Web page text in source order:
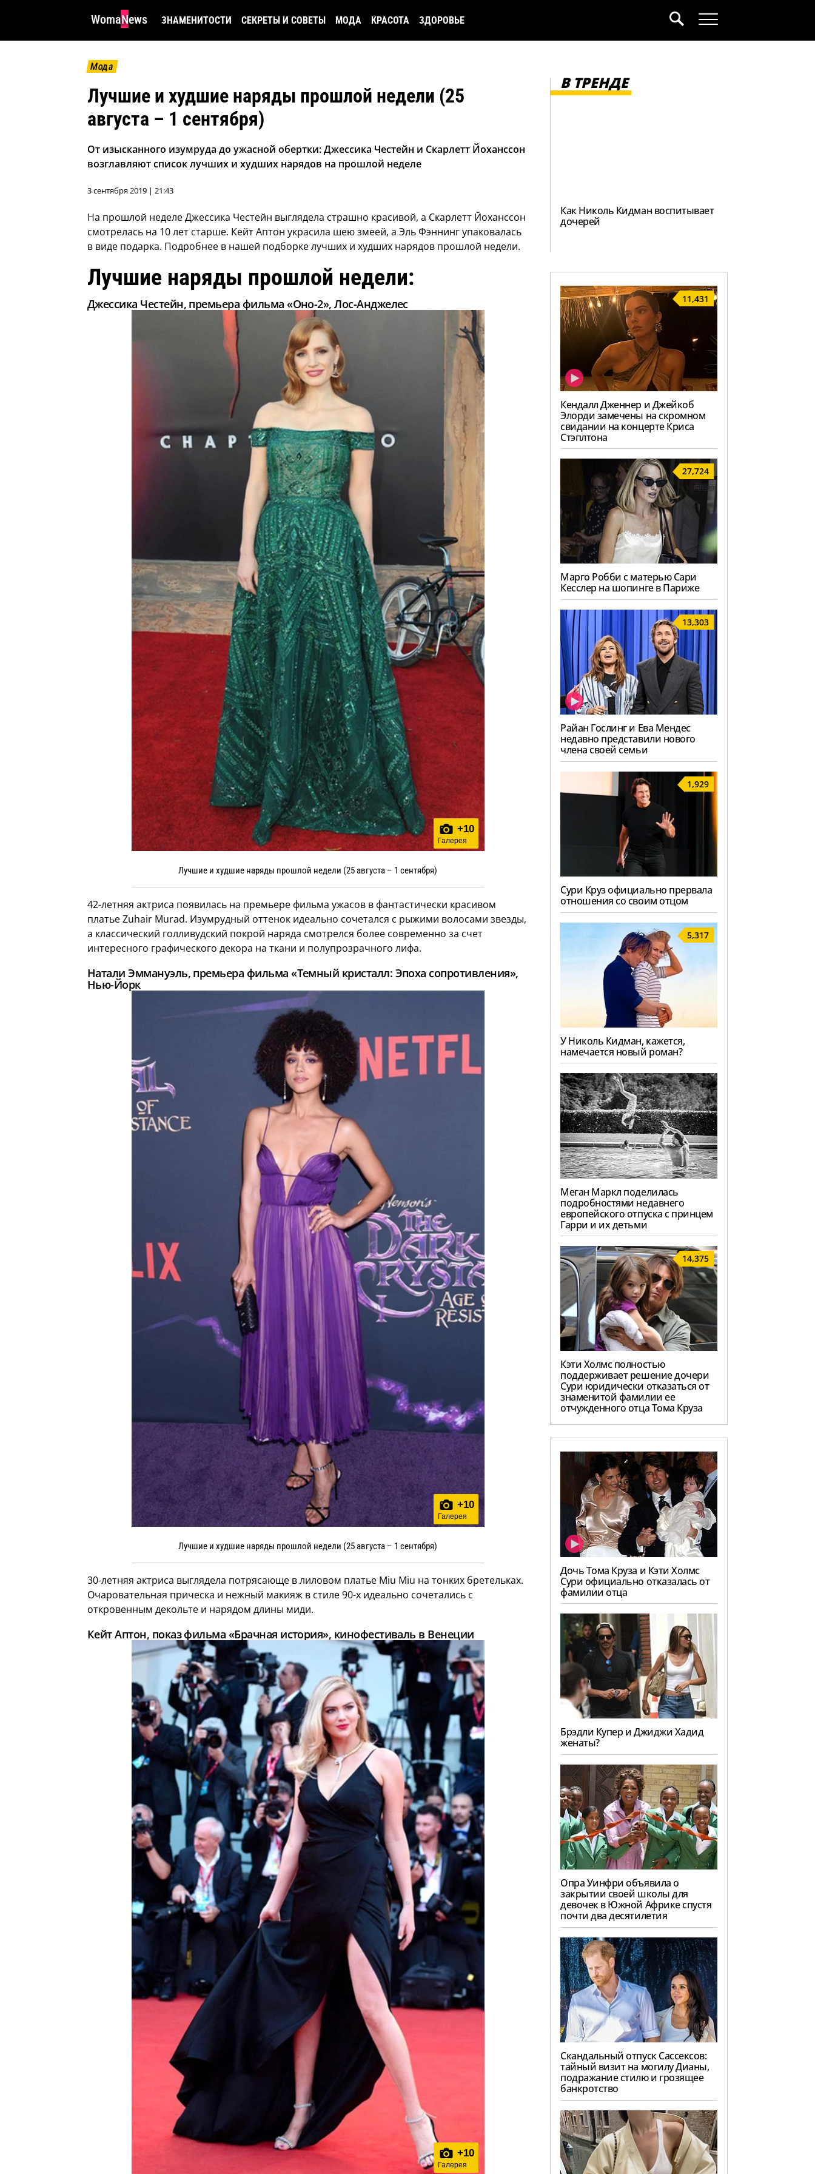
WomaNews ЗНАМЕНИТОСТИ СЕКРЕТЫ И СОВЕТЫ МОДА КРАСОТА ЗДОРОВЬЕ
Мода
Лучшие и худшие наряды прошлой недели (25
августа – 1 сентября)
От изысканного изумруда до ужасной обертки: Джессика Честейн и Скарлетт Йоханссон
возглавляют список лучших и худших нарядов на прошлой неделе
3 сентября 2019 | 21:43
На прошлой неделе Джессика Честейн выглядела страшно красивой, а Скарлетт Йоханссон
смотрелась на 10 лет старше. Кейт Аптон украсила шею змеей, а Эль Фэннинг упаковалась
в виде подарка. Подробнее в нашей подборке лучших и худших нарядов прошлой недели.
Лучшие наряды прошлой недели:
Джессика Честейн, премьера фильма «Оно-2», Лос-Анджелес
+10
Галерея
Лучшие и худшие наряды прошлой недели (25 августа – 1 сентября)
42-летняя актриса появилась на премьере фильма ужасов в фантастически красивом
платье Zuhair Murad. Изумрудный оттенок идеально сочетался с рыжими волосами звезды,
а классический голливудский покрой наряда смотрелся более современно за счет
интересного графического декора на ткани и полупрозрачного лифа.
Натали Эммануэль, премьера фильма «Темный кристалл: Эпоха сопротивления»,
Нью-Йорк
+10
Галерея
Лучшие и худшие наряды прошлой недели (25 августа – 1 сентября)
30-летняя актриса выглядела потрясающе в лиловом платье Miu Miu на тонких бретельках.
Очаровательная прическа и нежный макияж в стиле 90-х идеально сочетались с
откровенным декольте и нарядом длины миди.
Кейт Аптон, показ фильма «Брачная история», кинофестиваль в Венеции
+10
Галерея
В ТРЕНДЕ
Как Николь Кидман воспитывает
дочерей
11,431
Кендалл Дженнер и Джейкоб
Элорди замечены на скромном
свидании на концерте Криса
Стэплтона
27,724
Марго Робби с матерью Сари
Кесслер на шопинге в Париже
13,303
Райан Гослинг и Ева Мендес
недавно представили нового
члена своей семьи
1,929
Сури Круз официально прервала
отношения со своим отцом
5,317
У Николь Кидман, кажется,
намечается новый роман?
Меган Маркл поделилась
подробностями недавнего
европейского отпуска с принцем
Гарри и их детьми
14,375
Кэти Холмс полностью
поддерживает решение дочери
Сури юридически отказаться от
знаменитой фамилии ее
отчужденного отца Тома Круза
Дочь Тома Круза и Кэти Холмс
Сури официально отказалась от
фамилии отца
Брэдли Купер и Джиджи Хадид
женаты?
Опра Уинфри объявила о
закрытии своей школы для
девочек в Южной Африке спустя
почти два десятилетия
Скандальный отпуск Сассексов:
тайный визит на могилу Дианы,
подражание стилю и грозящее
банкротство